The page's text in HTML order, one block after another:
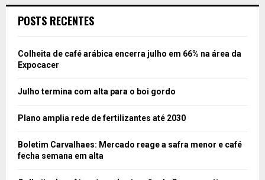
POSTS RECENTES
Colheita de café arábica encerra julho em 66% na área da
Expocacer
Julho termina com alta para o boi gordo
Plano amplia rede de fertilizantes até 2030
Boletim Carvalhaes: Mercado reage a safra menor e café
fecha semana em alta